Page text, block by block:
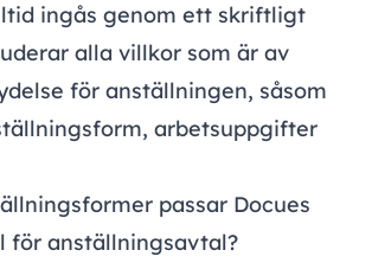
ingås genom ett skriftligt
alla villkor som är av
för anställningen, såsom
arbetsuppgifter
passar Docues
för anställningsavtal?